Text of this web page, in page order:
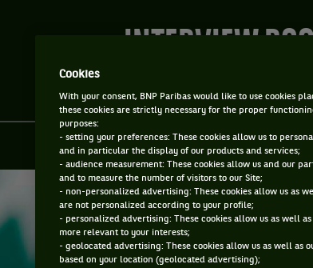
INTERVIEW
Cookies
With your consent, BNP Paribas would like to use cookies
these cookies are strictly necessary for the proper
purposes:
- setting your preferences: These cookies allow us to
and in particular the display of our products and services;
- audience measurement: These cookies allow us and our
and to measure the number of visitors to our Site;
- non-personalized advertising: These cookies allow us as
are not personalized according to your profile;
- personalized advertising: These cookies allow us as well
more relevant to your interests;
- geolocated advertising: These cookies allow us as well as
based on your location (geolocated advertising);